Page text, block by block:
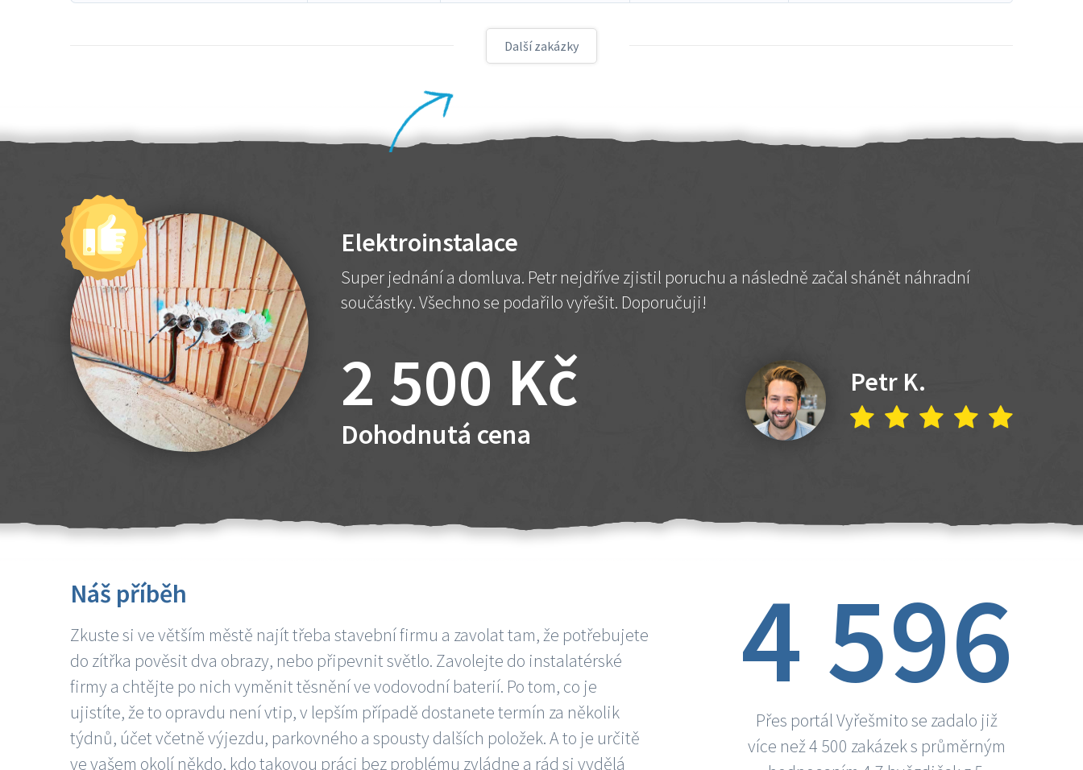
Další zakázky
Elektroinstalace
Super jednání a domluva. Petr nejdříve zjistil poruchu a následně začal shánět náhradní
součástky. Všechno se podařilo vyřešit. Doporučuji!
2 500 Kč
Dohodnutá cena
Petr K.
Náš příběh
Zkuste si ve větším městě najít třeba stavební firmu a zavolat tam, že potřebujete
do zítřka pověsit dva obrazy, nebo připevnit světlo. Zavolejte do instalatérské
firmy a chtějte po nich vyměnit těsnění ve vodovodní baterií. Po tom, co je
ujistíte, že to opravdu není vtip, v lepším případě dostanete termín za několik
týdnů, účet včetně výjezdu, parkovného a spousty dalších položek. A to je určitě
ve vašem okolí někdo, kdo takovou práci bez problému zvládne a rád si vydělá
4 596
Přes portál Vyřešmito se zadalo již
více než 4 500 zakázek s průměrným